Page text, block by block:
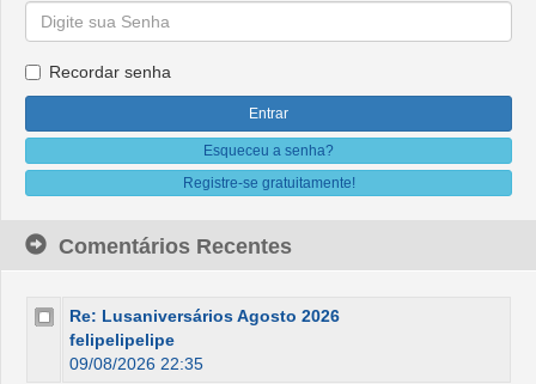
Recordar senha
Esqueceu a senha?
Registre-se gratuitamente!
Comentários Recentes
Re: Lusaniversários Agosto 2026
felipelipelipe
09/08/2026 22:35